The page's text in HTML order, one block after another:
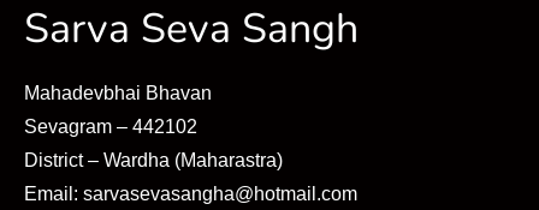
Sarva Seva Sangh
Mahadevbhai Bhavan
Sevagram – 442102
District – Wardha (Maharastra)
Email: sarvasevasangha@hotmail.com